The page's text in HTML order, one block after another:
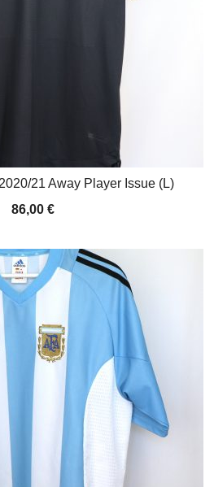
21 Away Player Issue (L)
86,00 €